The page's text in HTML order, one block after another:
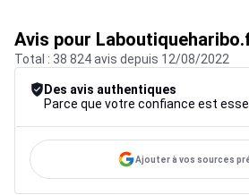
Avis pour
Total : 38 824 avis depuis 12/08/2022
Des avis authentiques
Ajouter à vos sources